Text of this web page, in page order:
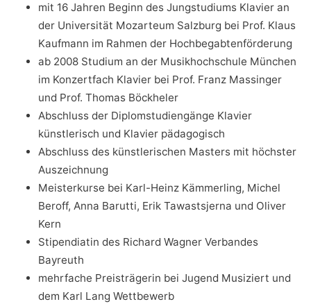
mit 16 Jahren Beginn des Jungstudiums Klavier an
der Universität Mozarteum Salzburg bei Prof. Klaus
Kaufmann im Rahmen der Hochbegabtenförderung
ab 2008 Studium an der Musikhochschule München
im Konzertfach Klavier bei Prof. Franz Massinger
und Prof. Thomas Böckheler
Abschluss der Diplomstudiengänge Klavier
künstlerisch und Klavier pädagogisch
Abschluss des künstlerischen Masters mit höchster
Auszeichnung
Meisterkurse bei Karl-Heinz Kämmerling, Michel
Beroff, Anna Barutti, Erik Tawastsjerna und Oliver
Kern
Stipendiatin des Richard Wagner Verbandes
Bayreuth
mehrfache Preisträgerin bei Jugend Musiziert und
dem Karl Lang Wettbewerb